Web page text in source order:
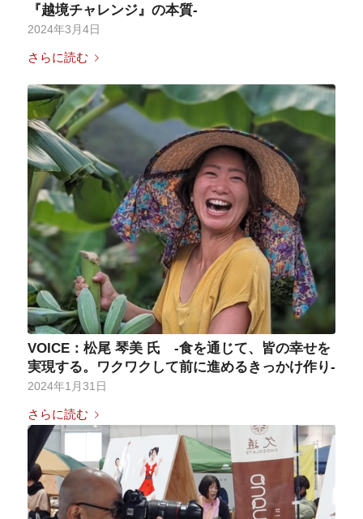
『越境チャレンジ』の本質-
2024年3月4日
さらに読む
VOICE：松尾 琴美 氏 -食を通じて、皆の幸せを
実現する。ワクワクして前に進めるきっかけ作り-
2024年1月31日
さらに読む